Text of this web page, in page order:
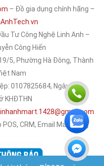
– Đồ gia dụng chính hãng –
Tư Công Nghệ Linh Anh –
Công Hiến
5, Phường Hà Đông, Thành
Nam
0107825684, Ngày cấp:
KHĐTHN
CRM, Email Marketing